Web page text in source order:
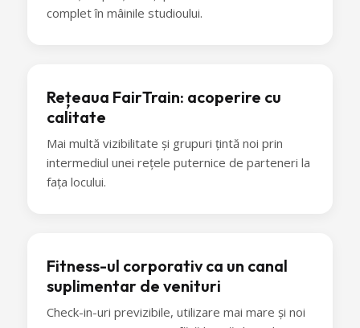
complet în mâinile studioului.
Rețeaua FairTrain: acoperire cu
calitate
Mai multă vizibilitate și grupuri țintă noi prin
intermediul unei rețele puternice de parteneri la
fața locului.
Fitness-ul corporativ ca un canal
suplimentar de venituri
Check-in-uri previzibile, utilizare mai mare și noi